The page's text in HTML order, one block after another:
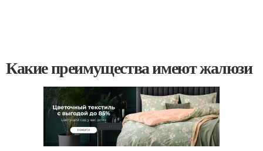
Какие преимущества имеют жалюзи